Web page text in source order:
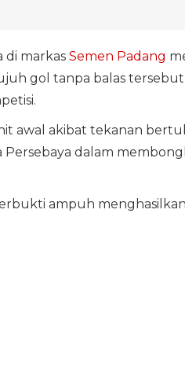
di markas Semen Padang
gol tanpa balas
awal akibat tekanan
dalam
ampuh